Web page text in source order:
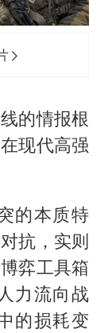
的情报根
现代高强
的本质特
抗，实则
弈工具箱
力流向战
的损耗变